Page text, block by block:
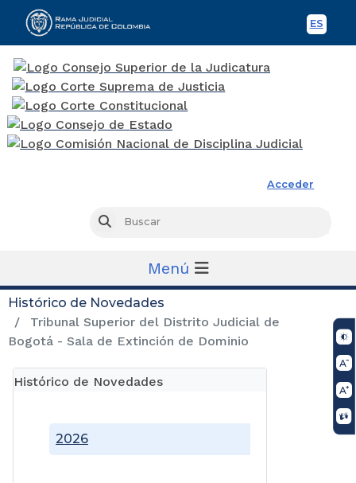
ES
Acceder
Buscar
Menú
Histórico de Novedades
Tribunal Superior del Distrito Judicial de
Bogotá - Sala de Extinción de Dominio
Histórico de Novedades
2026